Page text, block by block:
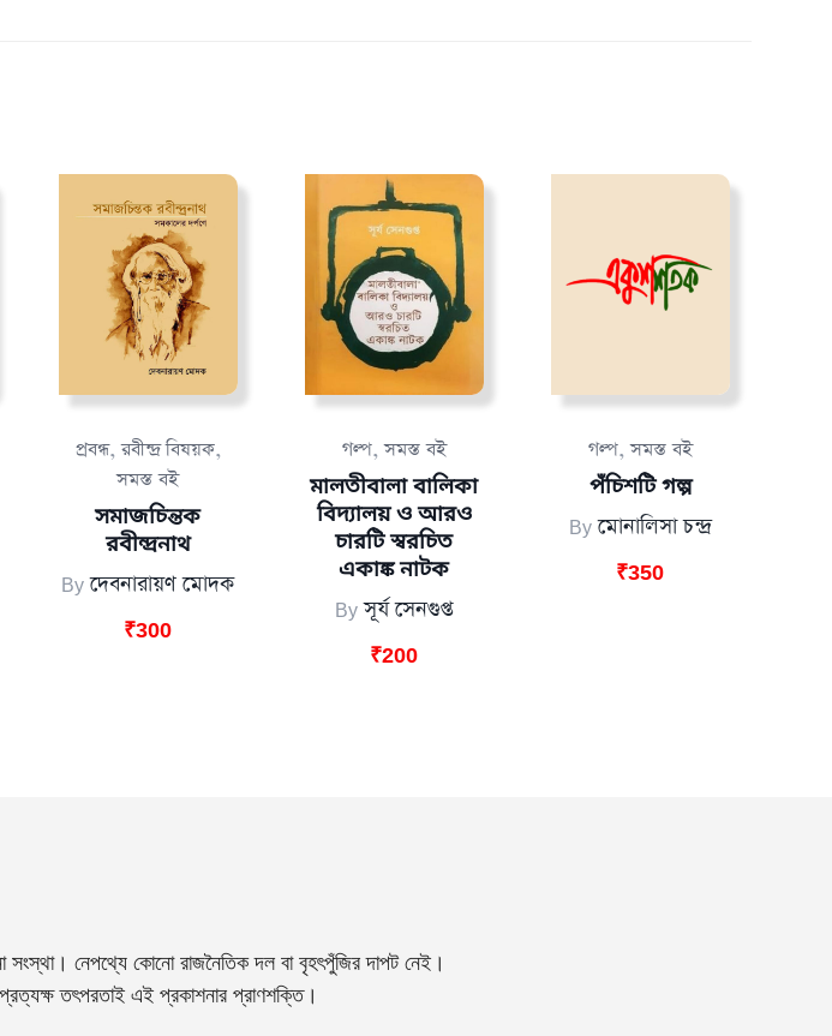
প্রবন্ধ,রবীন্দ্র বিষয়ক,
সমস্ত বই
সমাজচিন্তক
রবীন্দ্রনাথ
Byদেবনারায়ণ মোদক
₹300
গল্প,সমস্ত বই
মালতীবালা বালিকা
বিদ্যালয় ও আরও
চারটি স্বরচিত
একাঙ্ক নাটক
Byসূর্য সেনগুপ্ত
₹200
গল্প,সমস্ত বই
পঁচিশটি গল্প
Byমোনালিসা চন্দ্র
₹350
নেপথ্যে কোনো রাজনৈতিক দল বা বৃহৎপুঁজির দাপট নেই।
তৎপরতাই এই প্রকাশনার প্রাণশক্তি।